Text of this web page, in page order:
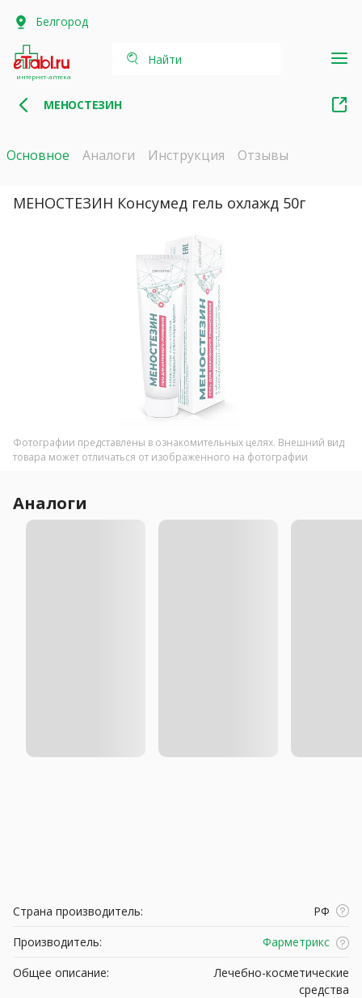
Белгород
интернет-аптека
Найти
МЕНОСТЕЗИН
Основное Аналоги Инструкция Отзывы
МЕНОСТЕЗИН Консумед гель охлажд 50г
Фотографии представлены в ознакомительных целях. Внешний вид
товара может отличаться от изображенного на фотографии
Аналоги
Страна производитель:
РФ
Производитель:
Фарметрикс
Общее описание:
Лечебно-косметические
средства